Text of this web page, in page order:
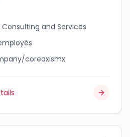
Consulting and Services
coreaxismx